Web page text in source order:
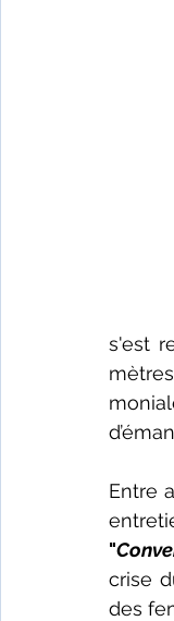
s'est
Entre
"
crise
des